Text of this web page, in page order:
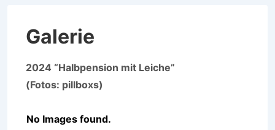
Galerie
2024 “Halbpension mit Leiche”
(Fotos: pillboxs)
No Images found.